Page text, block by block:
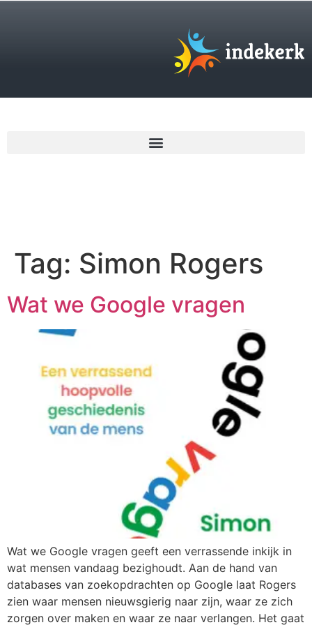
Tag: Simon Rogers
Wat we Google vragen
Wat we Google vragen geeft een verrassende inkijk in
wat mensen vandaag bezighoudt. Aan de hand van
databases van zoekopdrachten op Google laat Rogers
zien waar mensen nieuwsgierig naar zijn, waar ze zich
zorgen over maken en waar ze naar verlangen. Het gaat